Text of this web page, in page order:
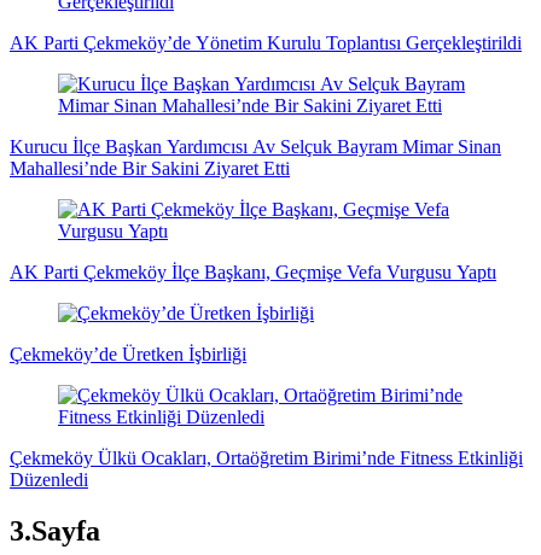
AK Parti Çekmeköy’de Yönetim Kurulu Toplantısı Gerçekleştirildi
Kurucu İlçe Başkan Yardımcısı Av Selçuk Bayram Mimar Sinan
Mahallesi’nde Bir Sakini Ziyaret Etti
AK Parti Çekmeköy İlçe Başkanı, Geçmişe Vefa Vurgusu Yaptı
Çekmeköy’de Üretken İşbirliği
Çekmeköy Ülkü Ocakları, Ortaöğretim Birimi’nde Fitness Etkinliği
Düzenledi
3.Sayfa